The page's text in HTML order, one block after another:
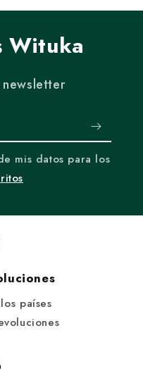
Wituka
newsletter
mis datos para los
países